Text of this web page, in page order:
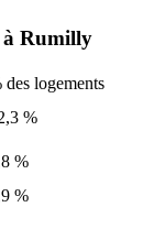
à Rumilly
des logements
%
%
%